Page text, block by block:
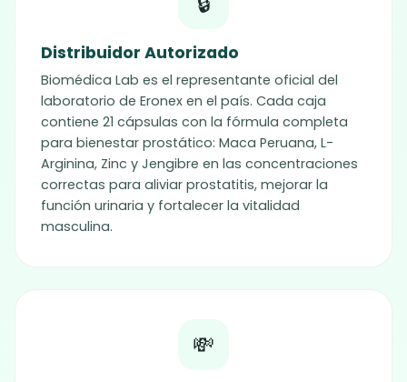
Distribuidor Autorizado
Biomédica Lab es el representante oficial del
laboratorio de Eronex en el país. Cada caja
contiene 21 cápsulas con la fórmula completa
para bienestar prostático: Maca Peruana, L-
Arginina, Zinc y Jengibre en las concentraciones
correctas para aliviar prostatitis, mejorar la
función urinaria y fortalecer la vitalidad
masculina.
💸